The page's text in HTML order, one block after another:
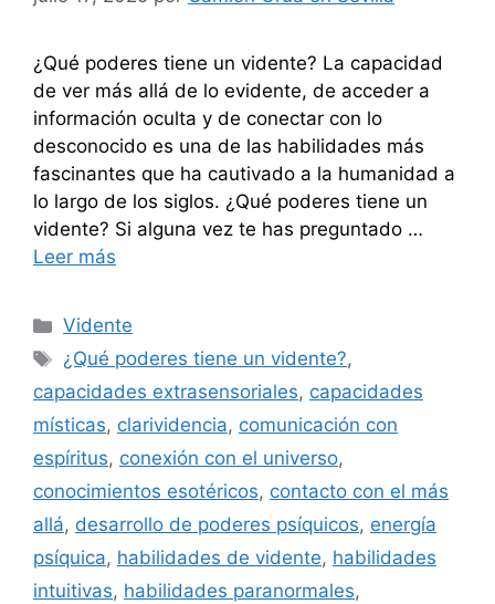
¿Qué poderes tiene un vidente? La capacidad
de ver más allá de lo evidente, de acceder a
información oculta y de conectar con lo
desconocido es una de las habilidades más
fascinantes que ha cautivado a la humanidad a
lo largo de los siglos. ¿Qué poderes tiene un
vidente? Si alguna vez te has preguntado …
Leer más
Categorías
Vidente
Etiquetas
¿Qué poderes tiene un vidente?,
capacidades extrasensoriales, capacidades
místicas, clarividencia, comunicación con
espíritus, conexión con el universo,
conocimientos esotéricos, contacto con el más
allá, desarrollo de poderes psíquicos, energía
psíquica, habilidades de vidente, habilidades
intuitivas, habilidades paranormales,